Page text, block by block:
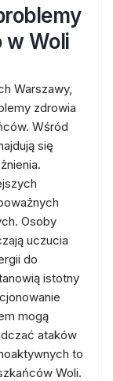
w Woli
Warszawy,
zdrowia
Wśród
się
Osoby
uczucia
do
istotny
mogą
ataków
to
Woli.